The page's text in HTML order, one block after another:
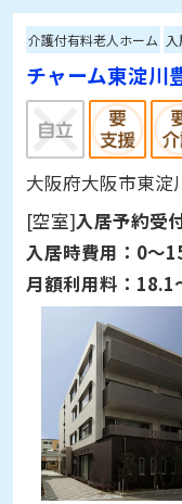
介護付有料老人ホーム
チャーム東淀川
大阪府大阪市東淀
[空室]入居予約受
入居時費用： 0～
月額利用料： 18.1